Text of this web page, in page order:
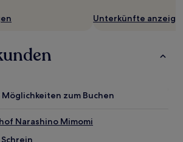
Unterkünfte
zum Buchen
Narashino Mimomi